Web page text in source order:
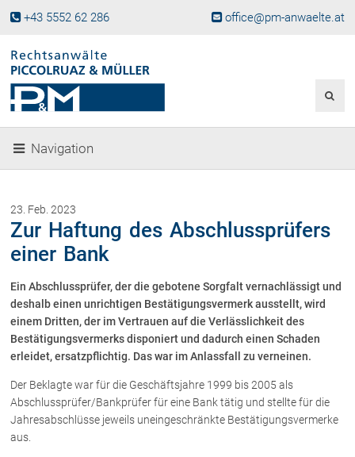
+43 5552 62 286 office@pm-anwaelte.at
Fachgebiete
Gesellschaftsgründung &
Beteiligungen
Immobilienrecht, Bauträgerrecht
Ferienimmobilien in Vorarlberg
Erbrecht
Familienrecht und Scheidungen
Prozessführung und
Schiedsgerichtsbarkeit
Skiunfälle in Österreich
Über uns
Kanzleiteam
Navigation
23. Feb. 2023
Zur Haftung des Abschlussprüfers
einer Bank
Ein Abschlussprüfer, der die gebotene Sorgfalt vernachlässigt und
deshalb einen unrichtigen Bestätigungsvermerk ausstellt, wird
einem Dritten, der im Vertrauen auf die Verlässlichkeit des
Bestätigungsvermerks disponiert und dadurch einen Schaden
erleidet, ersatzpflichtig. Das war im Anlassfall zu verneinen.
Der Beklagte war für die Geschäftsjahre 1999 bis 2005 als
Abschlussprüfer/Bankprüfer für eine Bank tätig und stellte für die
Jahresabschlüsse jeweils uneingeschränkte Bestätigungsvermerke
aus.